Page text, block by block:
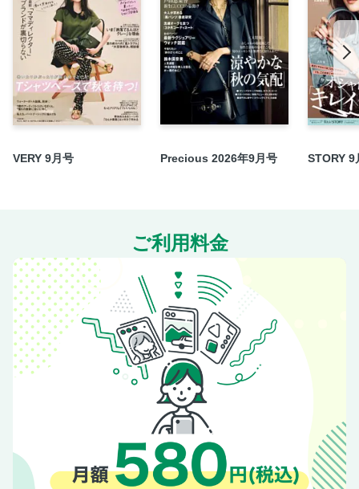
細田 守 アニメーション映画監督
大竹彩子 アーティスト
山本康一郎 スタイリスト
ヒコロヒー お笑い芸人
ジュエ・ジェンファン デザイナー
清水奈緒美 スタイリスト
Marie-C-Yuki M?on フードデザイナー Harold Berard ク
リエイティブデザイナー
Masae Takanaka ファッションコーディネーター
久保嘉男 デザイナー
堀内太郎 デザイナー
西村隆ノ介 フルーツサンド職人
「人はなぜ集めたくなるのか」考察2
福富優樹（Homecomings） ミュージシャン
小野寺匠吾 建築家
高橋ラムダ スタイリスト
VERY 9月号 Precious 2026年9月号 STORY 9
ご利用料金